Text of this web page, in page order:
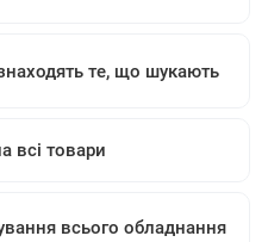
те, що шукають
всі товари
всього обладнання